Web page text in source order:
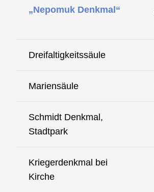
„Nepomuk Denkmal“
Dreifaltigkeitssäule
Mariensäule
Schmidt Denkmal,
Stadtpark
Kriegerdenkmal bei
Kirche